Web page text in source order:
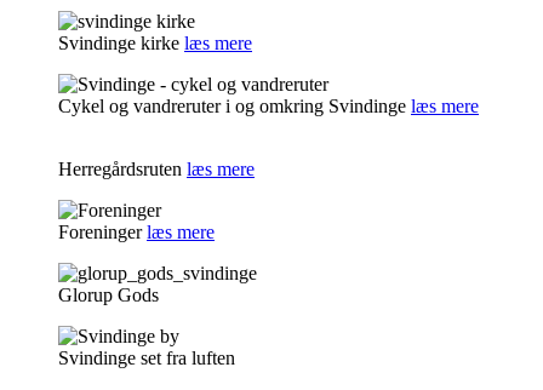
Svindinge kirke læs mere
Cykel og vandreruter i og omkring Svindinge læs mere
Herregårdsruten læs mere
Foreningerlæs mere
Glorup Gods
Svindinge set fra luften